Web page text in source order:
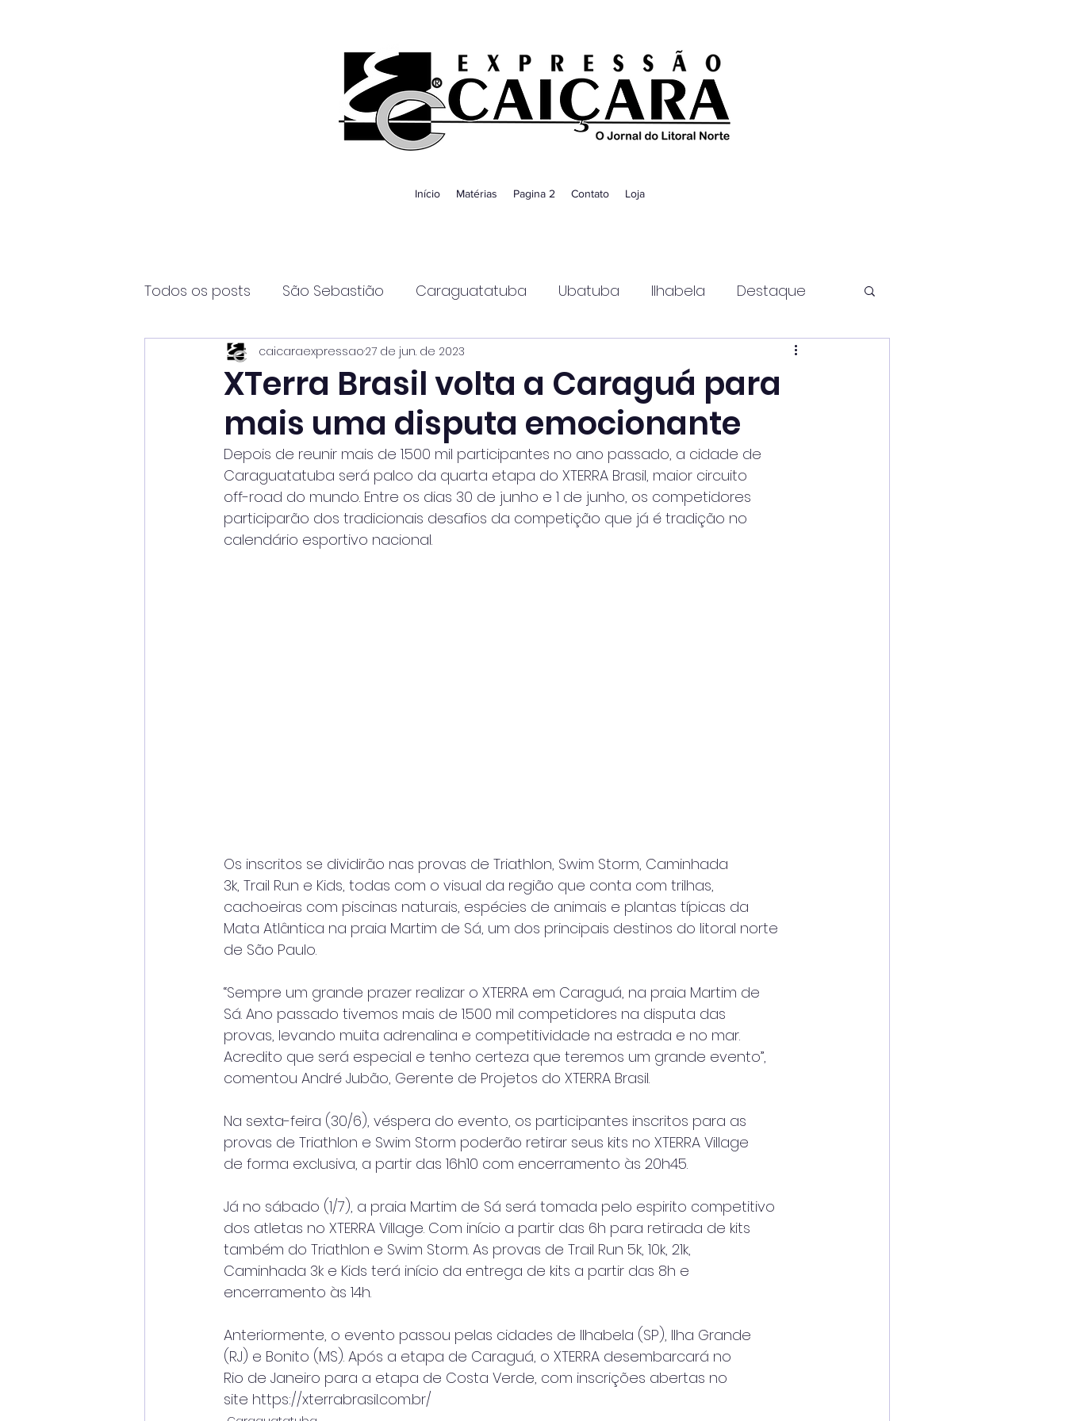
Início Matérias Pagina 2 Contato Loja
Todos os posts São Sebastião Caraguatatuba Ubatuba Ilhabela Destaque
Página2 Itanhaém Guaratinguetá
XTerra Brasil volta a Caraguá para
mais uma disputa emocionante
caicaraexpressao27 de jun. de 2023
Depois de reunir mais de 1.500 mil participantes no ano passado, a cidade de
Caraguatatuba será palco da quarta etapa do XTERRA Brasil, maior circuito
off-road do mundo. Entre os dias 30 de junho e 1 de junho, os competidores
participarão dos tradicionais desafios da competição que já é tradição no
calendário esportivo nacional.
Os inscritos se dividirão nas provas de Triathlon, Swim Storm, Caminhada
3k, Trail Run e Kids, todas com o visual da região que conta com trilhas,
cachoeiras com piscinas naturais, espécies de animais e plantas típicas da
Mata Atlântica na praia Martim de Sá, um dos principais destinos do litoral norte
de São Paulo.
“Sempre um grande prazer realizar o XTERRA em Caraguá, na praia Martim de
Sá. Ano passado tivemos mais de 1.500 mil competidores na disputa das
provas, levando muita adrenalina e competitividade na estrada e no mar.
Acredito que será especial e tenho certeza que teremos um grande evento”,
comentou André Jubão, Gerente de Projetos do XTERRA Brasil.
Na sexta-feira (30/6), véspera do evento, os participantes inscritos para as
provas de Triathlon e Swim Storm poderão retirar seus kits no XTERRA Village
de forma exclusiva, a partir das 16h10 com encerramento às 20h45.
Já no sábado (1/7), a praia Martim de Sá será tomada pelo espirito competitivo
dos atletas no XTERRA Village. Com início a partir das 6h para retirada de kits
também do Triathlon e Swim Storm. As provas de Trail Run 5k, 10k, 21k,
Caminhada 3k e Kids terá início da entrega de kits a partir das 8h e
encerramento às 14h.
Anteriormente, o evento passou pelas cidades de Ilhabela (SP), Ilha Grande
(RJ) e Bonito (MS). Após a etapa de Caraguá, o XTERRA desembarcará no
Rio de Janeiro para a etapa de Costa Verde, com inscrições abertas no
site https://xterrabrasil.com.br/